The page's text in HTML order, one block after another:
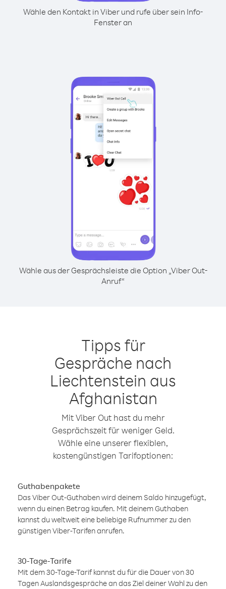
Wähle den Kontakt in Viber und rufe über sein Info-
Fenster an
Wähle aus der Gesprächsleiste die Option „Viber Out-
Anruf“
Tipps für
Gespräche nach
Liechtenstein aus
Afghanistan
Mit Viber Out hast du mehr
Gesprächszeit für weniger Geld.
Wähle eine unserer flexiblen,
kostengünstigen Tarifoptionen:
Guthabenpakete
Das Viber Out-Guthaben wird deinem Saldo hinzugefügt,
wenn du einen Betrag kaufen. Mit deinem Guthaben
kannst du weltweit eine beliebige Rufnummer zu den
günstigen Viber-Tarifen anrufen.
30-Tage-Tarife
Mit dem 30-Tage-Tarif kannst du für die Dauer von 30
Tagen Auslandsgespräche an das Ziel deiner Wahl zu den